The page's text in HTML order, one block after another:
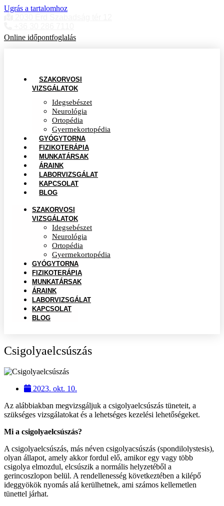
Ugrás a tartalomhoz
Online időpontfoglalás
SZAKORVOSI
VIZSGÁLATOK
Idegsebészet
Neurológia
Ortopédia
Gyermekortopédia
GYÓGYTORNA
FIZIKOTERÁPIA
MUNKATÁRSAK
ÁRAINK
LABORVIZSGÁLAT
KAPCSOLAT
BLOG
SZAKORVOSI
VIZSGÁLATOK
Idegsebészet
Neurológia
Ortopédia
Gyermekortopédia
GYÓGYTORNA
FIZIKOTERÁPIA
MUNKATÁRSAK
ÁRAINK
LABORVIZSGÁLAT
KAPCSOLAT
BLOG
Csigolyaelcsúszás
2023. okt. 10.
Az alábbiakban megvizsgáljuk a csigolyaelcsúszás tüneteit, a
szükséges vizsgálatokat és a lehetséges kezelési lehetőségeket.
Mi a csigolyaelcsúszás?
A csigolyaelcsúszás, más néven csigolyacsúszás (spondilolystesis),
olyan állapot, amely akkor fordul elő, amikor egy vagy több
csigolya elmozdul, elcsúszik a normális helyzetéből a
gerincoszlopon belül. A rendellenesség következtében a kilépő
ideggyökök nyomás alá kerülhetnek, ami számos kellemetlen
tünettel járhat.